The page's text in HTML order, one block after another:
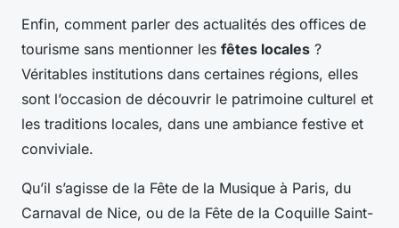
Enfin, comment parler des actualités des offices de
tourisme sans mentionner les fêtes locales ?
Véritables institutions dans certaines régions, elles
sont l’occasion de découvrir le patrimoine culturel et
les traditions locales, dans une ambiance festive et
conviviale.
Qu’il s’agisse de la Fête de la Musique à Paris, du
Carnaval de Nice, ou de la Fête de la Coquille Saint-